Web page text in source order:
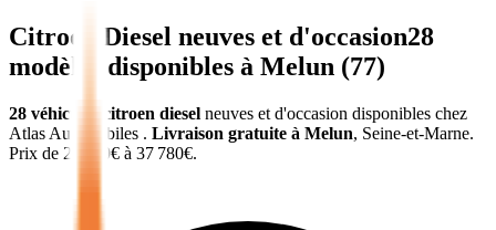
Citroen Diesel neuves et d'occasion28
modèles disponibles à Melun (77)
28 véhicules citroen diesel neuves et d'occasion disponibles chez
Atlas Automobiles . Livraison gratuite à Melun, Seine-et-Marne.
Prix de 25 450€ à 37 780€.